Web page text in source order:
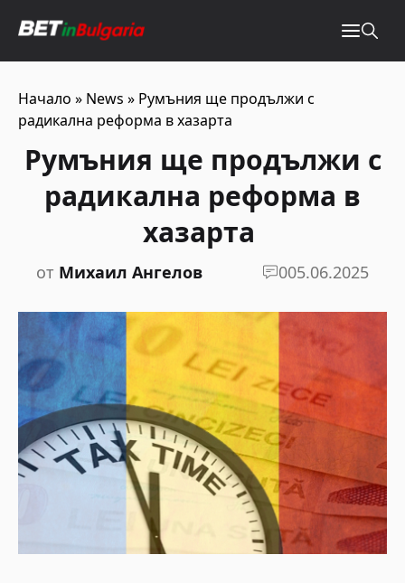
Начало » News » Румъния ще продължи с
радикална реформа в хазарта
Румъния ще продължи с
радикална реформа в
хазарта
от Михаил Ангелов 005.06.2025